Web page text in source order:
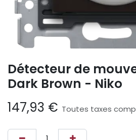
Détecteur de
Dark Brown - Niko
147,93 € Toutes taxes